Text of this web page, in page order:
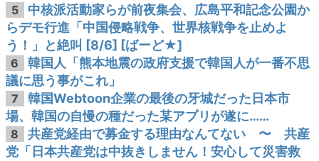
5
中核派活動家らが前夜集会、広島平和記念公園か
らデモ行進「中国侵略戦争、世界核戦争を止めよ
う！」と絶叫 [8/6] [ばーど★]
6
韓国人「熊本地震の政府支援で韓国人が一番不思
議に思う事がこれ」
7
韓国Webtoon企業の最後の牙城だった日本市
場、韓国の自慢の種だった某アプリが遂に……
8
共産党経由で募金する理由なんてない 〜 共産
党「日本共産党は中抜きしません！安心して災害救